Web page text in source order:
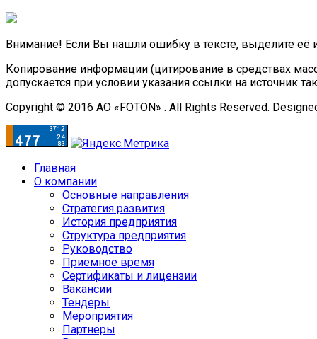
Внимание! Если Вы нашли ошибку в тексте, выделите её
Копирование информации (цитирование в средствах
допускается при условии указания ссылки на источник
Copyright © 2016 АО «FOTON» . All Rights Reserved.
Главная
О компании
Основные направления
Стратегия развития
История предприятия
Структура предприятия
Руководство
Приемное время
Сертификаты и лицензии
Вакансии
Тендеры
Мероприятия
Партнеры